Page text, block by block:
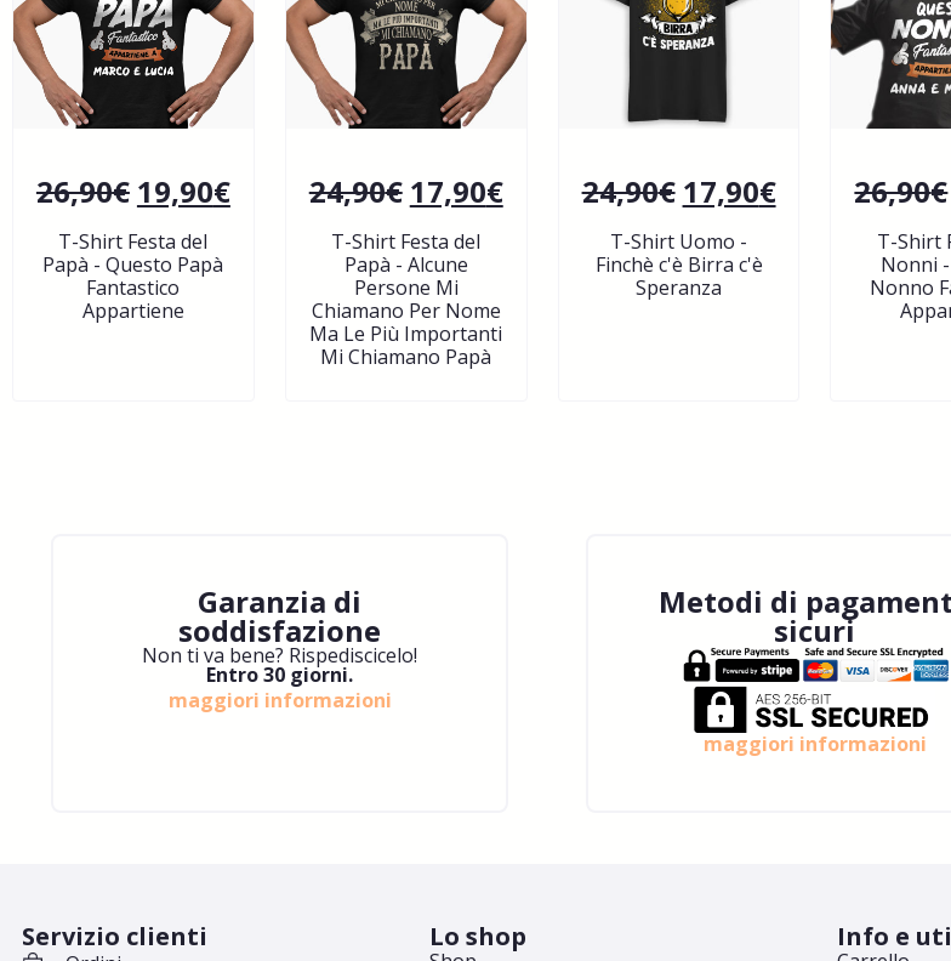
26,90€ 19,90€
T-Shirt Festa del
Papà - Questo Papà
Fantastico
Appartiene
24,90€ 17,90€
T-Shirt Festa del
Papà - Alcune
Persone Mi
Chiamano Per Nome
Ma Le Più Importanti
Mi Chiamano Papà
24,90€ 17,90€
T-Shirt Uomo -
Finchè c'è Birra c'è
Speranza
26,90€
T-Shirt
Nonni
Nonno
Garanzia di
soddisfazione
Non ti va bene? Rispediscicelo!
Entro 30 giorni.
maggiori informazioni
Metodi di
sicuri
maggiori informazioni
Servizio clienti Lo shop Info e